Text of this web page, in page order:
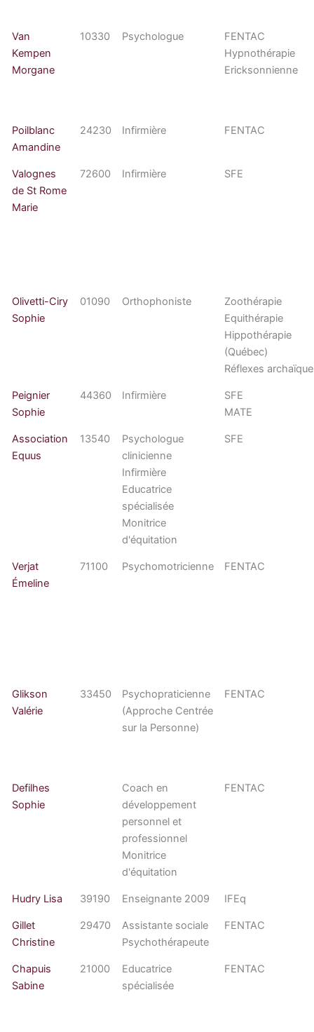
Van
Kempen
Morgane
10330 Psychologue
FENTAC
Hypnothérapie
Ericksonnienne
Poilblanc
Amandine
24230 Infirmière FENTAC
Valognes
de St Rome
Marie
72600 Infirmière SFE
Olivetti-Ciry
Sophie
01090 Orthophoniste
Zoothérapie
Equithérapie
Hippothérapie
(Québec)
Réflexes
Peignier
Sophie
44360 Infirmière
SFE
MATE
Association
Equus
13540
Psychologue
clinicienne
Infirmière
Educatrice
spécialisée
Monitrice
d'équitation
SFE
Verjat
Émeline
71100 Psychomotricienne FENTAC
Glikson
Valérie
33450
Psychopraticienne
(Approche Centrée
sur la Personne)
FENTAC
Defilhes
Sophie
Coach en
développement
personnel et
professionnel
Monitrice
d'équitation
FENTAC
Hudry Lisa 39190 Enseignante 2009 IFEq
Gillet
Christine
29470
Assistante sociale
Psychothérapeute
FENTAC
Chapuis
Sabine
21000
Educatrice
spécialisée
FENTAC